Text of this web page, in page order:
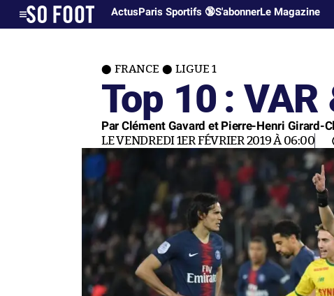
ActusParis Sportifs 🔞S'abonnerLe Magazine
FRANCE LIGUE 1
Top 10 :
Par Clément Gavard et Pierre-Henri Girard-
LE VENDREDI 1ER FÉVRIER 2019 À 06:00